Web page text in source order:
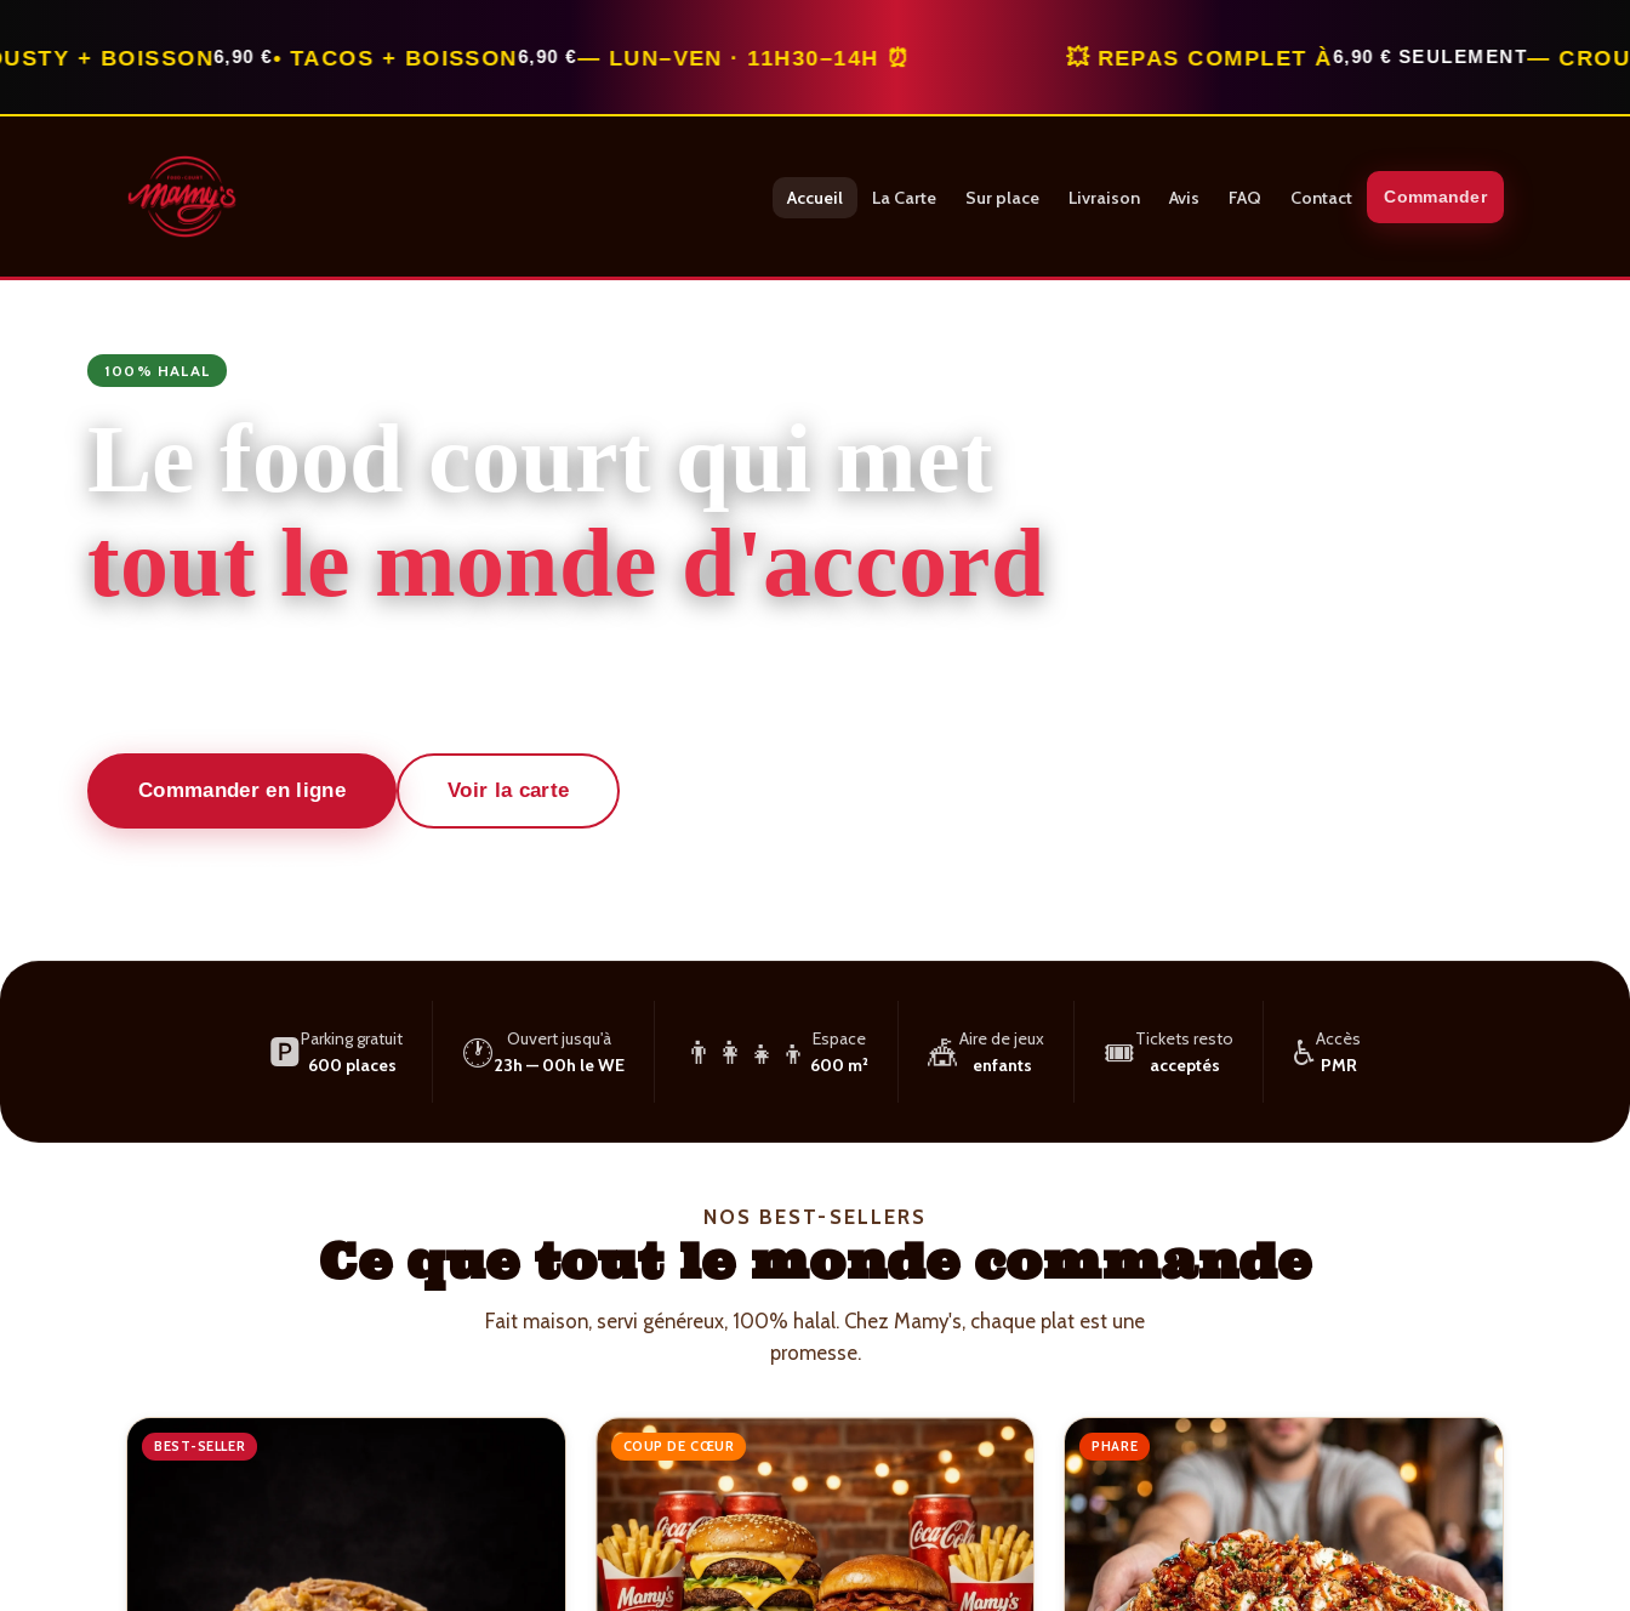
6,90 €• TACOS + BOISSON 6,90 €— LUN–VEN · 11H30–14H ⏰ 💥 REPAS COMPLET À6,90 € SEULEMENT— CROUSTY OU
Accueil La Carte Sur place Livraison Avis FAQ Contact Commander
100% HALAL
Le food court qui met
tout le monde d'accord
Commander en ligne Voir la carte
🅿️Parking gratuit
600 places
🕐
Ouvert jusqu'à
23h — 00h le WE
👨‍👩‍👧‍👦 Espace
600 m²
🎪Aire de jeux
enfants
🎟️Tickets resto
acceptés
♿Accès
PMR
NOS BEST-SELLERS
Ce que tout le monde commande
Fait maison, servi généreux, 100% halal. Chez Mamy's, chaque plat est une
promesse.
BEST-SELLER COUP DE CŒUR PHARE